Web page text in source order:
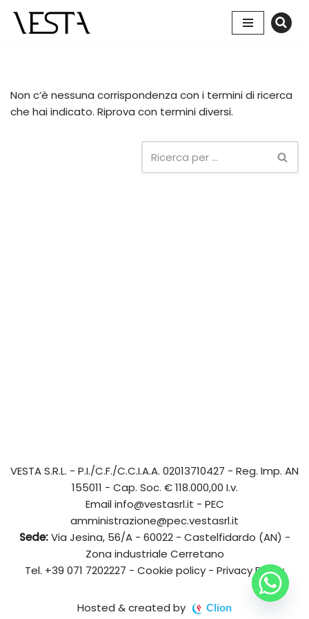
Vai
Non c’è nessuna corrispondenza con i termini di ricerca
che hai indicato. Riprova con termini diversi.
VESTA S.R.L. - P.I./C.F./C.C.I.A.A. 02013710427 - Reg. Imp. AN
155011 - Cap. Soc. € 118.000,00 I.v.
Emailinfo@vestasrl.it - PEC
amministrazione@pec.vestasrl.it
Sede:Via Jesina, 56/A - 60022 - Castelfidardo (AN) -
Zona industriale Cerretano
Tel. +39 071 7202227 - Cookie policy - Privacy Policy
Hosted & created by Clion